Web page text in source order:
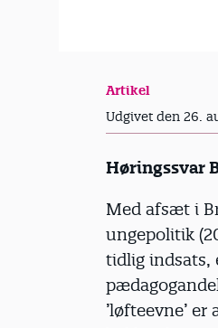
Artikel
Udgivet den 26.
Høringssvar
Med afsæt i
ungepolitik
tidlig indsats,
’løfteevne’